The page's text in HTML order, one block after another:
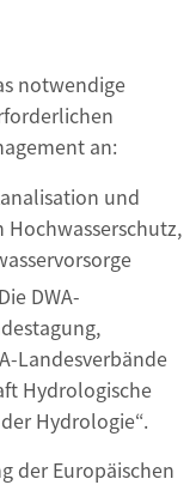
notwendige
an:
und
DWA-
Landesverbände
Hydrologische
Hydrologie“.
der Europäischen